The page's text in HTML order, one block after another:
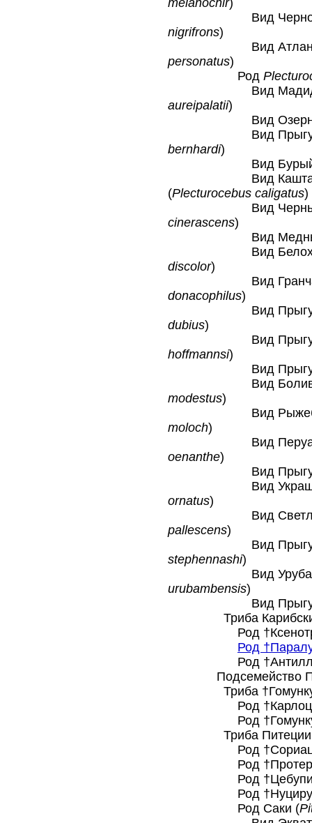
melanochir)
Вид
nigrifrons)
Вид
personatus)
Род
Вид
aureipalatii)
Вид Озерный
Вид Прыгун
bernhardi)
Вид Бурый
Вид
(Plecturocebus caligatus)
Вид Черный
cinerascens)
Вид Медный
Вид
discolor)
Вид
donacophilus)
Вид Прыгун
dubius)
Вид Прыгун
hoffmannsi)
Вид Прыгун
Вид
modestus)
Вид
moloch)
Вид
oenanthe)
Вид Прыгун
Вид
ornatus)
Вид Светлый
pallescens)
Вид Прыгун
stephennashi)
Вид
urubambensis)
Вид Прыгун
Триба Карибские
Род
Род
Род
Подсемейство
Триба
Род
Род
Триба Питециини
Род
Род
Род
Род
Род Саки (